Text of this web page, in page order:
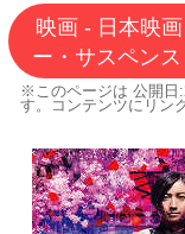
映画 - 日本映
ー・サスペン
※このページは 公開日
す。コンテンツにリン